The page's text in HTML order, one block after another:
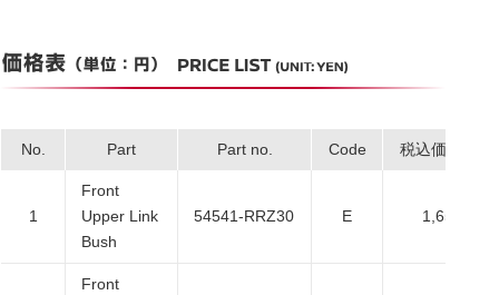
No. Part Part no. Code 税込価格
1
Front
Upper Link
Bush
54541-RRZ30 E 1,650
Front